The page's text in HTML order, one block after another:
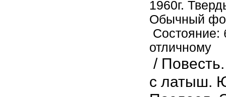
1960г.
Обычный
Состояние:
отличному
/
с латыш.